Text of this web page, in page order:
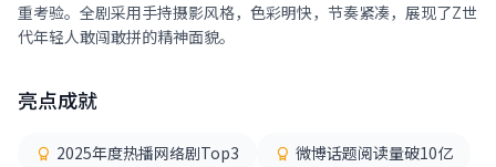
重考验。全剧采用手持摄影风格，色彩明快，节奏紧凑，展现了Z世
代年轻人敢闯敢拼的精神面貌。
亮点成就
2025年度热播网络剧Top3
微博话题阅读量破10亿